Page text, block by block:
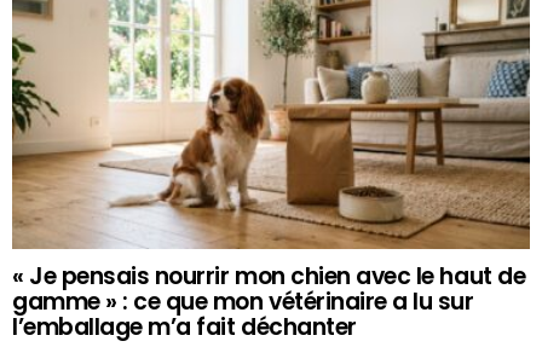
« Je pensais nourrir mon chien avec le haut de
gamme » : ce que mon vétérinaire a lu sur
l’emballage m’a fait déchanter